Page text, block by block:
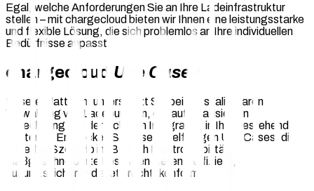
Egal, welche Anforderungen Sie an Ihre Ladeinfrastruktur
stellen – mit chargecloud bieten wir Ihnen eine leistungsstarke
und flexible Lösung, die sich problemlos an Ihre individuellen
Bedürfnisse anpasst.
chargecloud Use Cases
Unsere Plattform unterstützt Sie bei der skalierbaren
Verwaltung von Ladepunkten, der automatisierten
Abrechnung und der sicheren Integration in Ihre bestehenden
Systeme. Entdecken Sie unsere vielfältigen Use Cases, die
für jedes Szenario im Bereich Elektromobilität
maßgeschneiderte Lösungen bieten – effizient,
zukunftssicher und stets rechtskonform.